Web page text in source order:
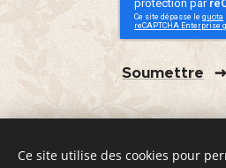
Soumettre
© 2020 Groupe d'Entraide
Ce site utilise des cookies pour